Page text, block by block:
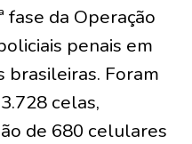
fase da Operação
penais em
brasileiras. Foram
celas,
de 680 celulares